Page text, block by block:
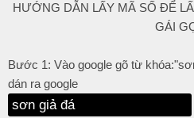
HƯỚNG DẪN LẤY MÃ SỐ ĐỂ
GÁI
Bước 1: Vào google gõ từ
dán ra google